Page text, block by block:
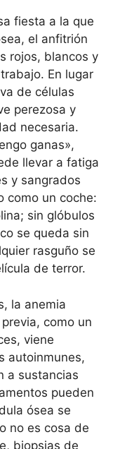
fiesta a la que
el anfitrión
rojos, blancos y
En lugar
de células
perezosa y
necesaria.
ganas»,
llevar a fatiga
y sangrados
como un coche:
sin glóbulos
se queda sin
rasguño se
de terror.
la anemia
como un
viene
autoinmunes,
a sustancias
pueden
ósea se
no es cosa de
biopsias de